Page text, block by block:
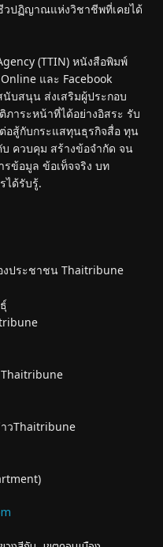
ปฏิญาณแห่งวิชาชีพที่เคยได้
(TTIN) หนังสือพิมพ์
และ Facebook
บสนุน ส่งเสริมผู้ประกอบ
าระหน้าที่ได้อย่างอิสระ รับ
อสู้กับกระแสทุนธุรกิจสื่อ ทุน
ควบคุม สร้างข้อจำกัด จน
ข้อมูล ข้อเท็จจริง บท
ได้รับรู้.
ประชาชน Thaitribune
วThaitribune